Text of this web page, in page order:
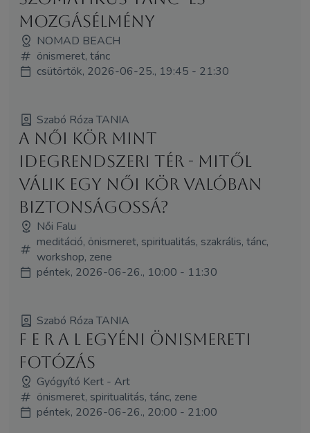
mozgásélmény
NOMAD BEACH
önismeret, tánc
csütörtök, 2026-06-25., 19:45 - 21:30
Szabó Róza TANIA
A NŐI KÖR MINT
IDEGRENDSZERI TÉR - Mitől
válik egy női kör valóban
biztonságossá?
Női Falu
meditáció, önismeret, spiritualitás, szakrális, tánc,
workshop, zene
péntek, 2026-06-26., 10:00 - 11:30
Szabó Róza TANIA
f e r a l egyéni önismereti
fotózás
Gyógyító Kert - Art
önismeret, spiritualitás, tánc, zene
péntek, 2026-06-26., 20:00 - 21:00